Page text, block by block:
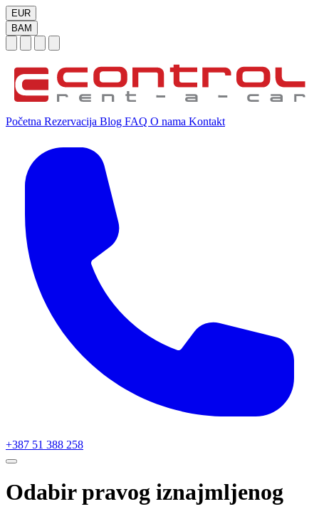
EUR
BAM
Početna Rezervacija Blog FAQ O nama Kontakt
+387 51 388 258
Odabir pravog iznajmljenog